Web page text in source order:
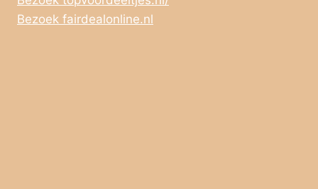
Bezoek fairdealonline.nl